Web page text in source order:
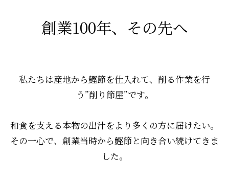
創業100年、その先へ
私たちは産地から鰹節を仕入れて、削る作業を行
う”削り節屋”です。
和食を支える本物の出汁をより多くの方に届けたい。
その一心で、創業当時から鰹節と向き合い続けてきま
した。